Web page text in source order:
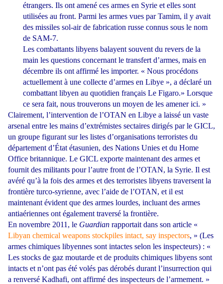
étrangers. Ils ont amené ces armes en Syrie et elles sont
utilisées au front. Parmi les armes vues par Tamim, il y avait
des missiles sol-air de fabrication russe connus sous le nom
de SAM-7.
Les combattants libyens balayent souvent du revers de la
main les questions concernant le transfert d’armes, mais en
décembre ils ont affirmé les importer. « Nous procédons
actuellement à une collecte d’armes en Libye », a déclaré un
combattant libyen au quotidien français Le Figaro.» Lorsque
ce sera fait, nous trouverons un moyen de les amener ici. »
Clairement, l’intervention de l’OTAN en Libye a laissé un vaste
arsenal entre les mains d’extrémistes sectaires dirigés par le GICL,
un groupe figurant sur les listes d’organisations terroristes du
département d’État étasunien, des Nations Unies et du Home
Office britannique. Le GICL exporte maintenant des armes et
fournit des militants pour l’autre front de l’OTAN, la Syrie. Il est
avéré qu’à la fois des armes et des terroristes libyens traversent la
frontière turco-syrienne, avec l’aide de l’OTAN, et il est
maintenant évident que des armes lourdes, incluant des armes
antiaériennes ont également traversé la frontière.
En novembre 2011, le Guardian rapportait dans son article «
Libyan chemical weapons stockpiles intact, say inspectors, » (Les
armes chimiques libyennes sont intactes selon les inspecteurs) : «
Les stocks de gaz moutarde et de produits chimiques libyens sont
intacts et n’ont pas été volés pas dérobés durant l’insurrection qui
a renversé Kadhafi, ont affirmé des inspecteurs de l’armement. »